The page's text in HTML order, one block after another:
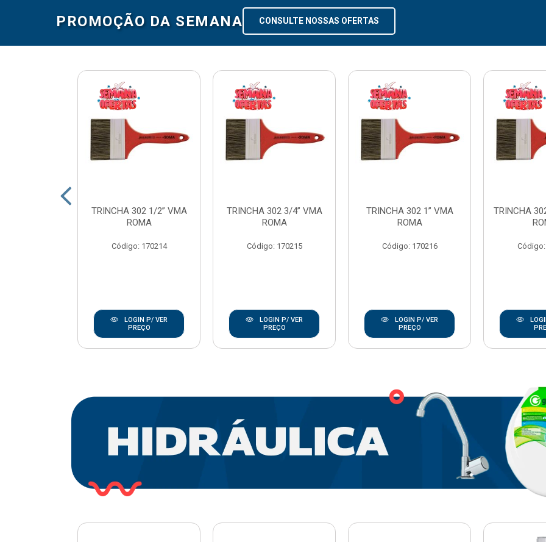
PROMOÇÃO DA SEMANA CONSULTE NOSSAS OFERTAS
TRINCHA 302 1/2” VMA
ROMA
Código: 170214
LOGIN P/ VER
PREÇO
TRINCHA 302 3/4” VMA
ROMA
Código: 170215
LOGIN P/ VER
PREÇO
TRINCHA 302 1” VMA
ROMA
Código: 170216
LOGIN P/ VER
PREÇO
TRINCHA